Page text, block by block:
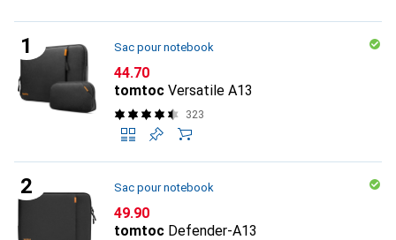
Sac pour notebook
CHF
44.70
tomtoc Versatile A13
323
Sac pour notebook
CHF
49.90
tomtoc Defender-A13